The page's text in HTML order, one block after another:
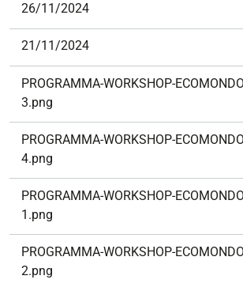
26/11/2024
21/11/2024
PROGRAMMA-WORKSHOP-
3.png
PROGRAMMA-WORKSHOP-
4.png
PROGRAMMA-WORKSHOP-
1.png
PROGRAMMA-WORKSHOP-
2.png